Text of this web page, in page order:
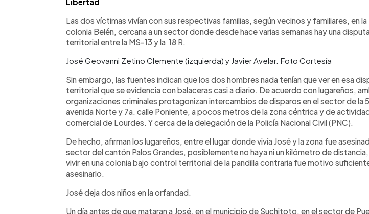
Las dos víctimas vivían con sus respectivas familias, según vecinos y familiares, en la
colonia Belén, cercana a un sector donde desde hace varias semanas hay una
territorial entre la MS-13 y la 18 R.
José Geovanni Zetino Clemente (izquierda) y Javier Avelar. Foto Cortesía
Sin embargo, las fuentes indican que los dos hombres nada tenían que ver en esa
territorial que se evidencia con balaceras casi a diario. De acuerdo con lugareños,
organizaciones criminales protagonizan intercambios de disparos en el sector de la
avenida Norte y 7a. calle Poniente, a pocos metros de la zona céntrica y de
comercial de Lourdes. Y cerca de la delegación de la Policía Nacional Civil (PNC).
De hecho, afirman los lugareños, entre el lugar donde vivía José y la zona fue
sector del cantón Palos Grandes, posiblemente no haya ni un kilómetro de
vivir en una colonia bajo control territorial de la pandilla contraria fue motivo
asesinarlo.
José deja dos niños en la orfandad.
Un día antes de que mataran a José, en el municipio de Suchitoto, en el sector de